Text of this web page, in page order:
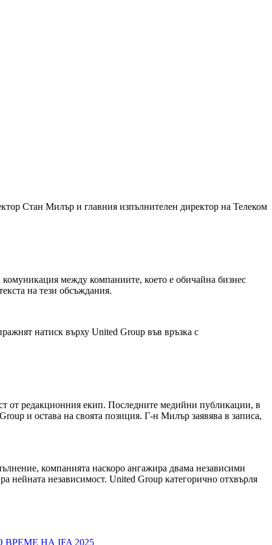
Стан Милър и главния изпълнителен директор на Телеком
между компаниите, което е обичайна бизнес
на тези обсъждания.
натиск върху United Group във връзка с
от редакционния екип. Последните медийни публикации, в
и остава на своята позиция. Г-н Милър заявява в записа,
компанията наскоро ангажира двама независими
нейната независимост. United Group категорично отхвърля
НА IFA 2025